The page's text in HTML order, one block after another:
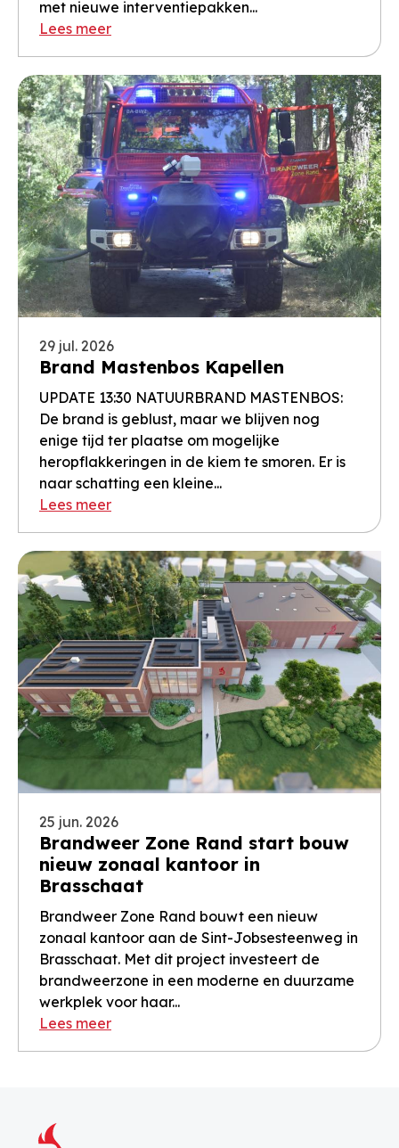
met nieuwe interventiepakken...
Lees meer
29 jul. 2026
Brand Mastenbos Kapellen
UPDATE 13:30 NATUURBRAND MASTENBOS:
De brand is geblust, maar we blijven nog
enige tijd ter plaatse om mogelijke
heropflakkeringen in de kiem te smoren. Er is
naar schatting een kleine...
Lees meer
25 jun. 2026
Brandweer Zone Rand start bouw
nieuw zonaal kantoor in
Brasschaat
Brandweer Zone Rand bouwt een nieuw
zonaal kantoor aan de Sint-Jobsesteenweg in
Brasschaat. Met dit project investeert de
brandweerzone in een moderne en duurzame
werkplek voor haar...
Lees meer